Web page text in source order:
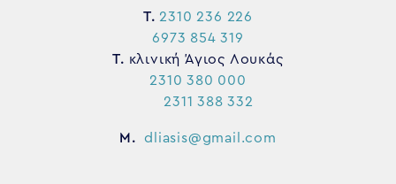
Τ. 2310 236 226
6973 854 319
Τ. κλινική Άγιος Λουκάς
2310 380 000
2311 388 332
M. dliasis@gmail.com